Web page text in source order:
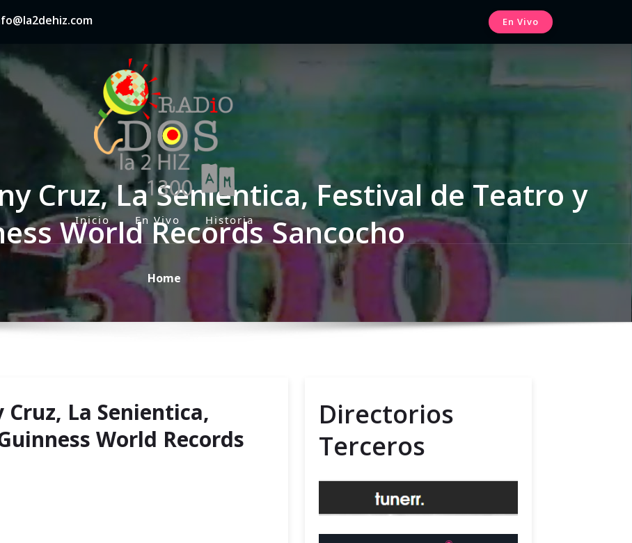
En Vivo
P
r
i
a
r
n
u
Inicio En Vivo Historia
Cruz, La Senientica, Festival de Teatro y
World Records Sancocho
Home
La Senientica,
World Records
Directorios
Terceros